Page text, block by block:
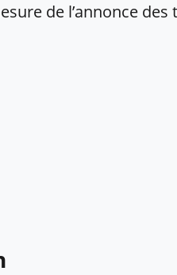
de l’annonce des